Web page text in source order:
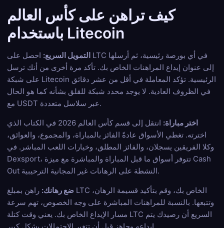
كيف تراهن على كأس العالم
باستخدام Litecoin
التمويل السريع: احصل على LTC في أي بورصة رئيسية، ثم أرسلها
إلى عنوان إيداع المراهنات الخاص بك. تأكد مرة أخرى من أنك ترسل
على شبكة Litecoin الرئيسية. تؤكد المعاملة في أقل من عشر دقائق
في الظروف العادية. لا يوجد محدد شبكة للقلق بشأنه كما هو الحال
مع USDT عبر سلاسل متعددة.
اختر مباراة:
انتقل إلى قسم كأس العالم 2026 في الكتاب الذي
اخترته. تغطي الأسواق عادةً الفائز بالمباراة، والمجموع، والعوائق،
وكلا الفريقين يسجلان، والفائز المطلق، وخيارات اللعب المباشر. في
Dexsport، تتوفر أسواق ما قبل المباراة والمباشرة مع ميزة Cash
Out النشطة على الرهانات غير المجانية الترحيبية.
ضع رهانك: راهن بمبلغ LTC الخاص بك، وقم بتأكيد قسيمة الرهان،
وتتبعها. بالنسبة للمراهنات المباشرة على وجه الخصوص، تهم سرعة
مسار الإيداع الخاص بك. يعني وقت كتلة LTC السريع أن رصيدك يتم